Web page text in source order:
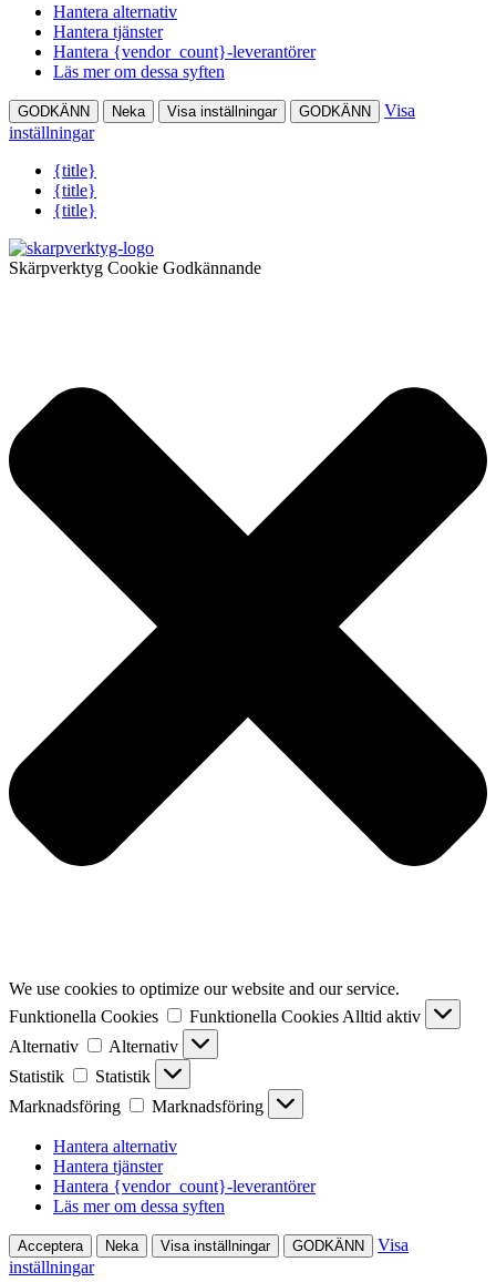
Hantera alternativ
Hantera tjänster
Hantera {vendor_count}-leverantörer
Läs mer om dessa syften
GODKÄNN Neka Visa inställningar GODKÄNN
Visa
inställningar
{title}
{title}
{title}
Skärpverktyg Cookie Godkännande
We use cookies to optimize our website and our service.
Funktionella Cookies
Funktionella Cookies Alltid aktiv
Alternativ
Alternativ
Statistik
Statistik
Marknadsföring
Marknadsföring
Hantera alternativ
Hantera tjänster
Hantera {vendor_count}-leverantörer
Läs mer om dessa syften
Acceptera Neka Visa inställningar GODKÄNN
Visa
inställningar